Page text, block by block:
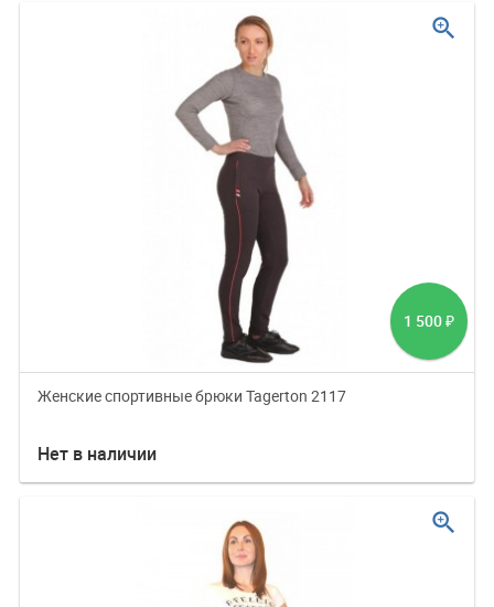
1 500 ₽
Женские спортивные брюки Tagerton 2117
Нет в наличии
zoom_in
zoom_in